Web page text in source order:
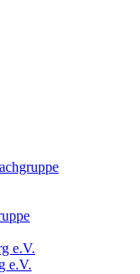
e.V.
e.V.